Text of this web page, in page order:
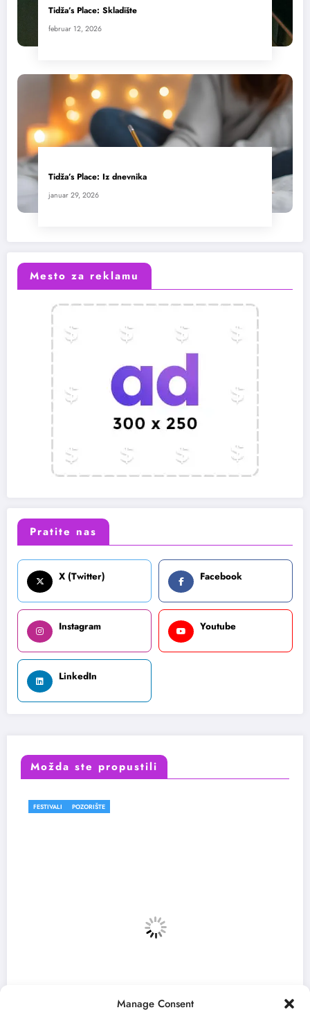
Manage Consent
Tidža’s Place: Skladište
februar 12, 2026
Tidža’s Place: Iz dnevnika
januar 29, 2026
Mesto za reklamu
Pratite nas
X (Twitter) Facebook
Instagram Youtube
LinkedIn
Možda ste propustili